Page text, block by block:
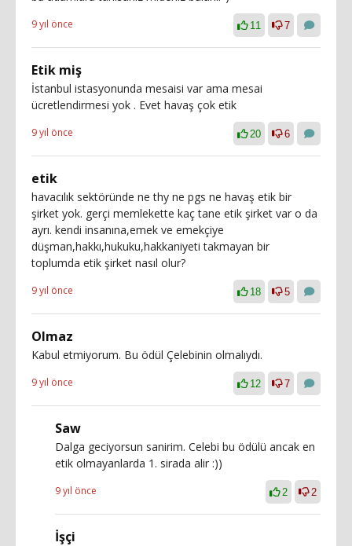
9 yıl önce 11 7
Etik miş
İstanbul istasyonunda mesaisi var ama mesai
ücretlendirmesi yok . Evet havaş çok etik
9 yıl önce 20 6
etik
havacılık sektöründe ne thy ne pgs ne havaş etik bir
şirket yok. gerçi memlekette kaç tane etik şirket var o da
ayrı. kendi insanına,emek ve emekçiye
düşman,hakkı,hukuku,hakkaniyeti takmayan bir
toplumda etik şirket nasıl olur?
9 yıl önce 18 5
Olmaz
Kabul etmiyorum. Bu ödül Çelebinin olmalıydı.
9 yıl önce 12 7
Saw
Dalga geciyorsun sanirim. Celebi bu ödülü ancak en
etik olmayanlarda 1. sirada alir :))
9 yıl önce 2 2
İşçi